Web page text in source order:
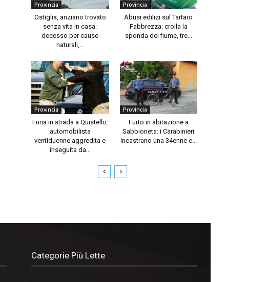
Provincia
Ostiglia, anziano trovato
senza vita in casa:
decesso per cause
naturali,...
Provincia
Abusi edilizi sul Tartaro
Fabbrezza: crolla la
sponda del fiume, tre...
Provincia
Furia in strada a Quistello:
automobilista
ventiduenne aggredita e
inseguita da...
Provincia
Furto in abitazione a
Sabbioneta: i Carabinieri
incastrano una 34enne e...
Categorie Più Lette